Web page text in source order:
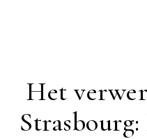
Het